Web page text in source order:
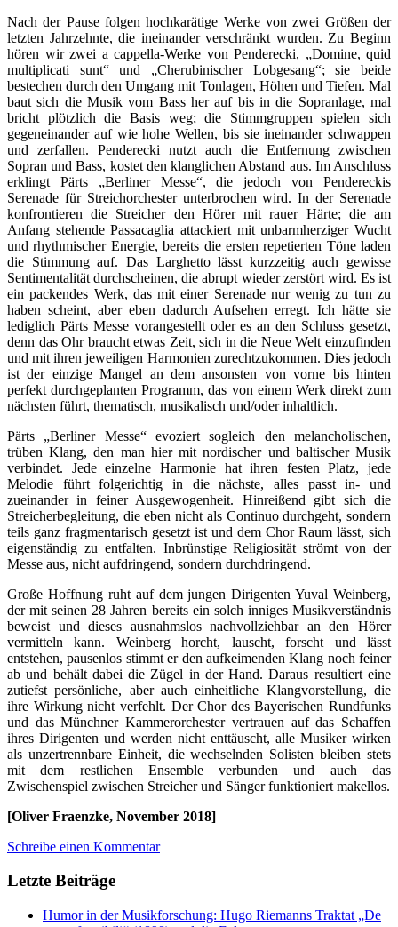
Nach der Pause folgen hochkarätige Werke von zwei Größen der
letzten Jahrzehnte, die ineinander verschränkt wurden. Zu Beginn
hören wir zwei a cappella-Werke von Penderecki, „Domine, quid
multiplicati sunt“ und „Cherubinischer Lobgesang“; sie beide
bestechen durch den Umgang mit Tonlagen, Höhen und Tiefen. Mal
baut sich die Musik vom Bass her auf bis in die Sopranlage, mal
bricht plötzlich die Basis weg; die Stimmgruppen spielen sich
gegeneinander auf wie hohe Wellen, bis sie ineinander schwappen
und zerfallen. Penderecki nutzt auch die Entfernung zwischen
Sopran und Bass, kostet den klanglichen Abstand aus. Im Anschluss
erklingt Pärts „Berliner Messe“, die jedoch von Pendereckis
Serenade für Streichorchester unterbrochen wird. In der Serenade
konfrontieren die Streicher den Hörer mit rauer Härte; die am
Anfang stehende Passacaglia attackiert mit unbarmherziger Wucht
und rhythmischer Energie, bereits die ersten repetierten Töne laden
die Stimmung auf. Das Larghetto lässt kurzzeitig auch gewisse
Sentimentalität durchscheinen, die abrupt wieder zerstört wird. Es ist
ein packendes Werk, das mit einer Serenade nur wenig zu tun zu
haben scheint, aber eben dadurch Aufsehen erregt. Ich hätte sie
lediglich Pärts Messe vorangestellt oder es an den Schluss gesetzt,
denn das Ohr braucht etwas Zeit, sich in die Neue Welt einzufinden
und mit ihren jeweiligen Harmonien zurechtzukommen. Dies jedoch
ist der einzige Mangel an dem ansonsten von vorne bis hinten
perfekt durchgeplanten Programm, das von einem Werk direkt zum
nächsten führt, thematisch, musikalisch und/oder inhaltlich.
Pärts „Berliner Messe“ evoziert sogleich den melancholischen,
trüben Klang, den man hier mit nordischer und baltischer Musik
verbindet. Jede einzelne Harmonie hat ihren festen Platz, jede
Melodie führt folgerichtig in die nächste, alles passt in- und
zueinander in feiner Ausgewogenheit. Hinreißend gibt sich die
Streicherbegleitung, die eben nicht als Continuo durchgeht, sondern
teils ganz fragmentarisch gesetzt ist und dem Chor Raum lässt, sich
eigenständig zu entfalten. Inbrünstige Religiosität strömt von der
Messe aus, nicht aufdringend, sondern durchdringend.
Große Hoffnung ruht auf dem jungen Dirigenten Yuval Weinberg,
der mit seinen 28 Jahren bereits ein solch inniges Musikverständnis
beweist und dieses ausnahmslos nachvollziehbar an den Hörer
vermitteln kann. Weinberg horcht, lauscht, forscht und lässt
entstehen, pausenlos stimmt er den aufkeimenden Klang noch feiner
ab und behält dabei die Zügel in der Hand. Daraus resultiert eine
zutiefst persönliche, aber auch einheitliche Klangvorstellung, die
ihre Wirkung nicht verfehlt. Der Chor des Bayerischen Rundfunks
und das Münchner Kammerorchester vertrauen auf das Schaffen
ihres Dirigenten und werden nicht enttäuscht, alle Musiker wirken
als unzertrennbare Einheit, die wechselnden Solisten bleiben stets
mit dem restlichen Ensemble verbunden und auch das
Zwischenspiel zwischen Streicher und Sänger funktioniert makellos.
[Oliver Fraenzke, November 2018]
Schreibe einen Kommentar
Letzte Beiträge
Humor in der Musikforschung: Hugo Riemanns Traktat „De